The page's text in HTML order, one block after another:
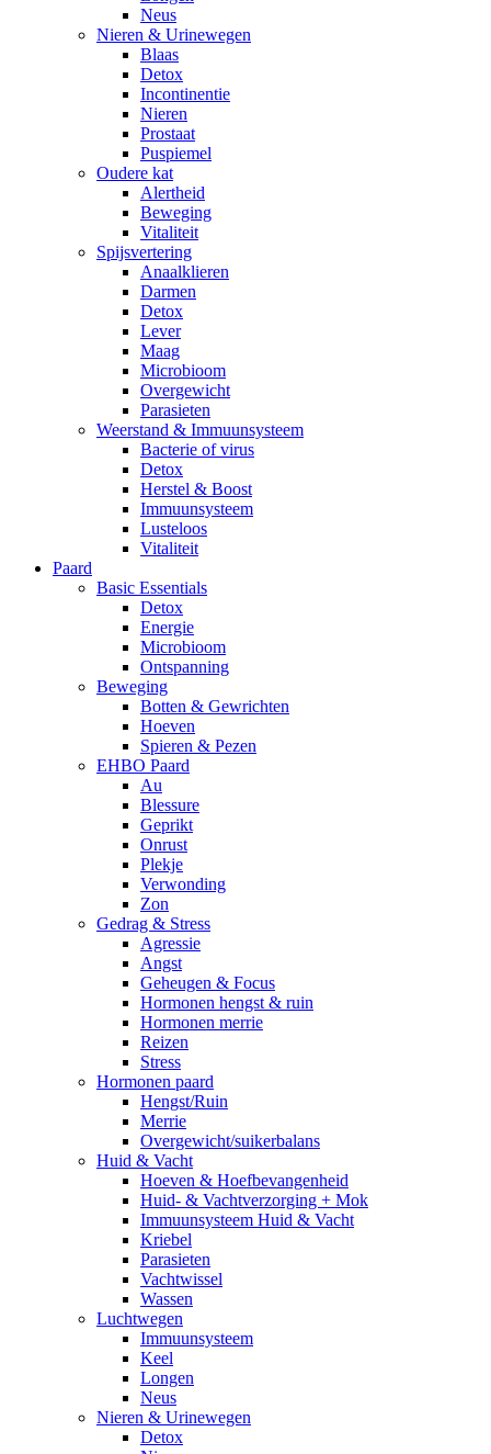
Neus
Nieren & Urinewegen
Blaas
Detox
Incontinentie
Nieren
Prostaat
Puspiemel
Oudere kat
Alertheid
Beweging
Vitaliteit
Spijsvertering
Anaalklieren
Darmen
Detox
Lever
Maag
Microbioom
Overgewicht
Parasieten
Weerstand & Immuunsysteem
Bacterie of virus
Detox
Herstel & Boost
Immuunsysteem
Lusteloos
Vitaliteit
Paard
Basic Essentials
Detox
Energie
Microbioom
Ontspanning
Beweging
Botten & Gewrichten
Hoeven
Spieren & Pezen
EHBO Paard
Au
Blessure
Geprikt
Onrust
Plekje
Verwonding
Zon
Gedrag & Stress
Agressie
Angst
Geheugen & Focus
Hormonen hengst & ruin
Hormonen merrie
Reizen
Stress
Hormonen paard
Hengst/Ruin
Merrie
Overgewicht/suikerbalans
Huid & Vacht
Hoeven & Hoefbevangenheid
Huid- & Vachtverzorging + Mok
Immuunsysteem Huid & Vacht
Kriebel
Parasieten
Vachtwissel
Wassen
Luchtwegen
Immuunsysteem
Keel
Longen
Neus
Nieren & Urinewegen
Detox